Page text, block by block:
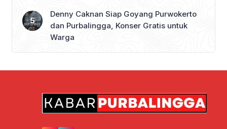
Denny Caknan Siap Goyang Purwokerto
dan Purbalingga, Konser Gratis untuk
Warga